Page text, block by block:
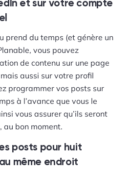
et sur votre compte
prend du temps (et génère un
vous pouvez
de contenu sur une page
aussi sur votre profil
programmer vos posts sur
à l’avance que vous le
vous assurer qu’ils seront
au bon moment.
posts pour huit
même endroit